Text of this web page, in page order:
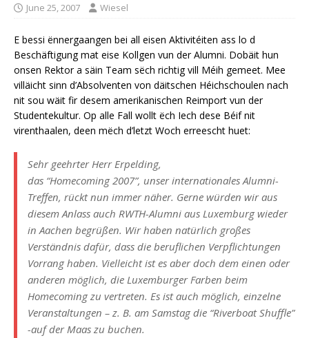
June 25, 2007 Wiesel
E bessi ënnergaangen bei all eisen Aktivitéiten ass lo d
Beschäftigung mat eise Kollgen vun der Alumni. Dobäit hun
onsen Rektor a säin Team sëch richtig vill Méih gemeet. Mee
villäicht sinn d’Absolventen von däitschen Héichschoulen nach
nit sou wäit fir desem amerikanischen Reimport vun der
Studentekultur. Op alle Fall wollt ëch Iech dese Béif nit
virenthaalen, deen mëch d’letzt Woch erreescht huet:
Sehr geehrter Herr Erpelding,
das “Homecoming 2007”, unser internationales Alumni-
Treffen, rückt nun immer näher. Gerne würden wir aus
diesem Anlass auch RWTH-Alumni aus Luxemburg wieder
in Aachen begrüßen. Wir haben natürlich großes
Verständnis dafür, dass die beruflichen Verpflichtungen
Vorrang haben. Vielleicht ist es aber doch dem einen oder
anderen möglich, die Luxemburger Farben beim
Homecoming zu vertreten. Es ist auch möglich, einzelne
Veranstaltungen – z. B. am Samstag die “Riverboat Shuffle”
-auf der Maas zu buchen.